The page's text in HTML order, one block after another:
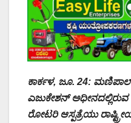
ಕಾರ್ಕಳ, ಜೂ. 24:
ಎಜುಕೇಶನ್ ಅಧೀನದಲ್ಲಿರುವ
ರೋಟರಿ ಆಸ್ಪತ್ರೆಯು